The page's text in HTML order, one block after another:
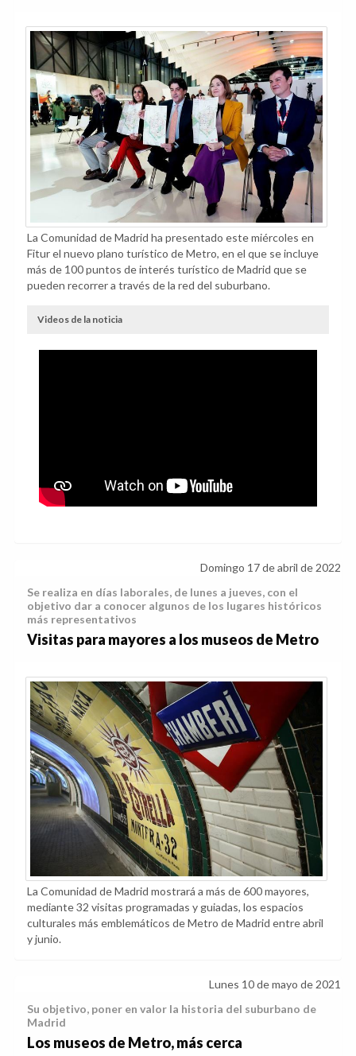
La Comunidad de Madrid ha presentado este miércoles en
Fitur el nuevo plano turístico de Metro, en el que se incluye
más de 100 puntos de interés turístico de Madrid que se
pueden recorrer a través de la red del suburbano.
Videos de la noticia
Domingo 17 de abril de 2022
Se realiza en días laborales, de lunes a jueves, con el
objetivo dar a conocer algunos de los lugares históricos
más representativos
Visitas para mayores a los museos de Metro
La Comunidad de Madrid mostrará a más de 600 mayores,
mediante 32 visitas programadas y guiadas, los espacios
culturales más emblemáticos de Metro de Madrid entre abril
y junio.
Lunes 10 de mayo de 2021
Su objetivo, poner en valor la historia del suburbano de
Madrid
Los museos de Metro, más cerca